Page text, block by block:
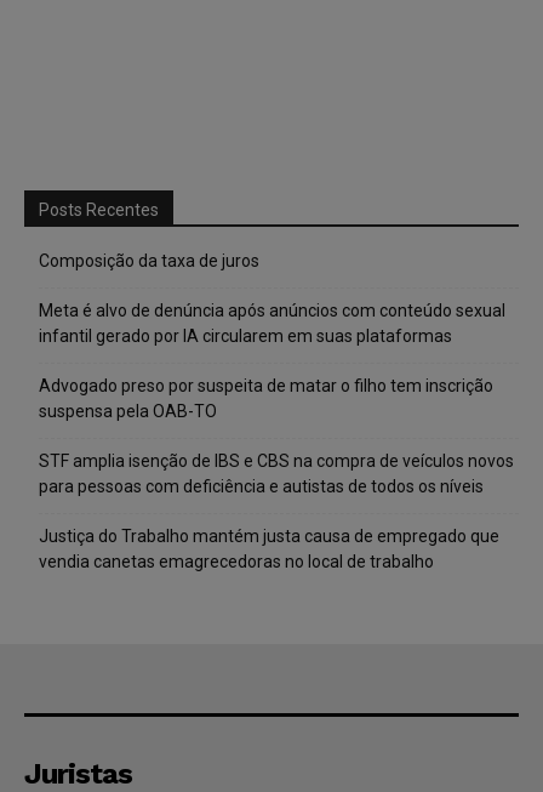
Posts Recentes
Composição da taxa de juros
Meta é alvo de denúncia após anúncios com conteúdo sexual
infantil gerado por IA circularem em suas plataformas
Advogado preso por suspeita de matar o filho tem inscrição
suspensa pela OAB-TO
STF amplia isenção de IBS e CBS na compra de veículos novos
para pessoas com deficiência e autistas de todos os níveis
Justiça do Trabalho mantém justa causa de empregado que
vendia canetas emagrecedoras no local de trabalho
Juristas